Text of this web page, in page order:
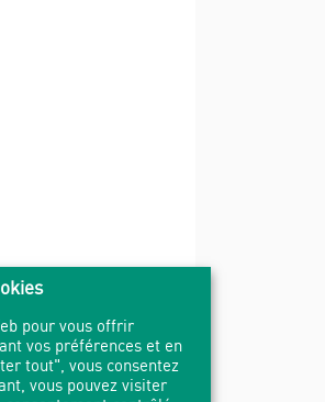
pour vous offrir
vos préférences et en
tout", vous consentez
vous pouvez visiter